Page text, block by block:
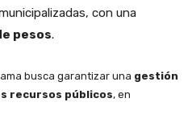
con una
pesos.
busca garantizar una gestión
recursos públicos, en